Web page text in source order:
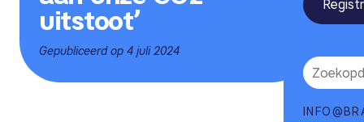
uitstoot’
Gepubliceerd op 4 juli 2024